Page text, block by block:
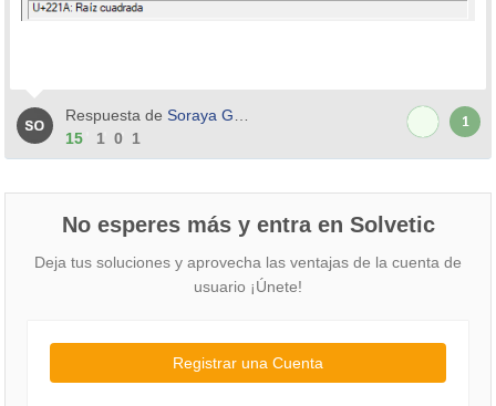
Respuesta de Soraya Gutierrez
15
1 0 1
1
No esperes más y entra en Solvetic
Deja tus soluciones y aprovecha las ventajas de la cuenta de
usuario ¡Únete!
Registrar una Cuenta